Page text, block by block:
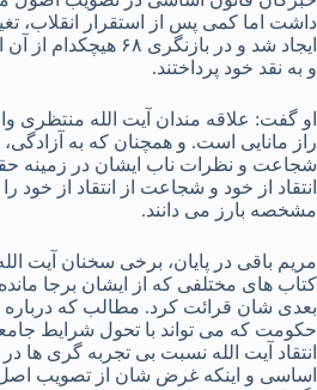
داشت اما کمی پس از استقرار انقلاب،
ایجاد شد و در بازنگری ۶۸
و به نقد خود پرداختند.
او گفت: علاقه مندان آیت الله منتظری
راز مانایی است. و همچنان که به
شجاعت و نظرات ناب ایشان در زمینه
انتقاد از خود و شجاعت از انتقاد از خود
مشخصه بارز می دانند.
مریم باقی در پایان، برخی سخنان آیت
کتاب های مختلفی که از ایشان برجا
بعدی شان قرائت کرد. مطالب که درباره
حکومت که می تواند با تحول شرایط
انتقاد آیت الله نسبت بی تجربه گری ها